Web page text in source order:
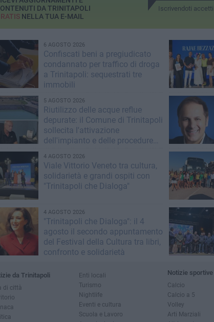
Iscrivendoti accetti
DA TRINITAPOLI
NELLA TUA E-MAIL
6 AGOSTO 2026
Confiscati beni a pregiudicato
condannato per traffico di droga
a Trinitapoli: sequestrati tre
immobili
5 AGOSTO 2026
Riutilizzo delle acque reflue
depurate: il Comune di Trinitapoli
sollecita l'attivazione
dell'impianto e delle procedure
4 AGOSTO 2026
Viale Vittorio Veneto tra cultura,
solidarietà e grandi ospiti con
"Trinitapoli che Dialoga"
4 AGOSTO 2026
"Trinitapoli che Dialoga": il 4
agosto il secondo appuntamento
del Festival della Cultura tra libri,
confronto e solidarietà
da Trinitapoli
di città
Enti locali
Turismo
Nightlife
Eventi e cultura
Scuola e Lavoro
Notizie sportive
Calcio
Calcio a 5
Volley
Arti Marziali